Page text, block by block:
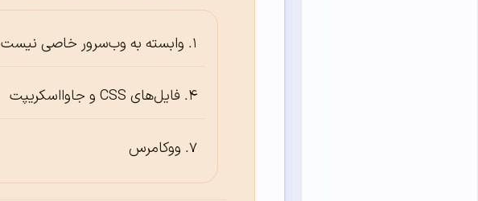
وابسته به وب‌سرور خاصی نیست
فایل‌های CSS و جاوااسکریپت
ووکامرس